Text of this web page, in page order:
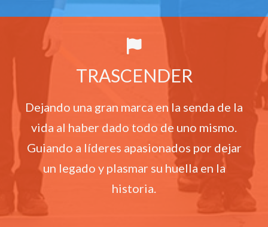
TRASCENDER
Dejando una gran marca en la senda de la
vida al haber dado todo de uno mismo.
Guiando a líderes apasionados por dejar
un legado y plasmar su huella en la
historia.